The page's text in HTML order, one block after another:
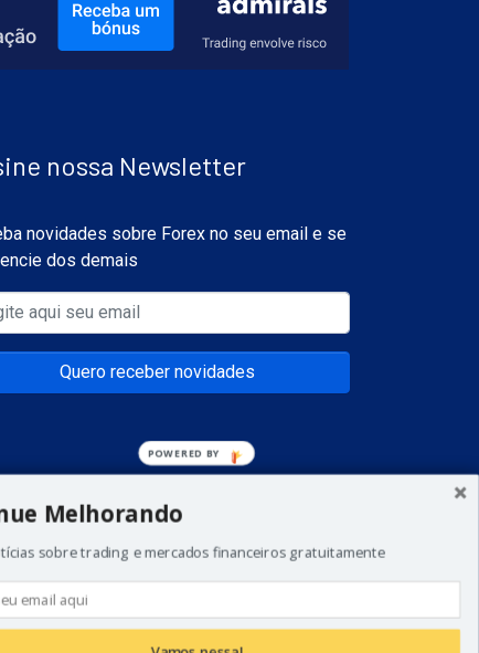
nossa Newsletter
novidades sobre Forex no seu email e se
dos demais
Quero receber novidades
os investidores. Não invista dinheiro que
a realizar esse tipo de investimentos.
Melhorando
sobre trading e mercados financeiros gratuitamente
POWERED
BY